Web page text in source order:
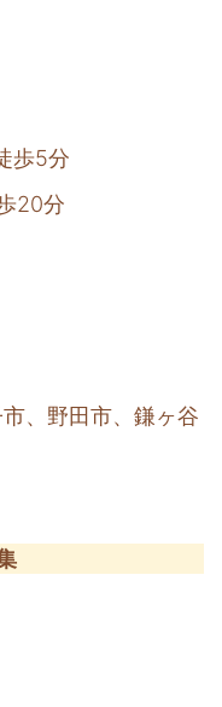
歩5分
20分
、野田市、鎌ヶ谷